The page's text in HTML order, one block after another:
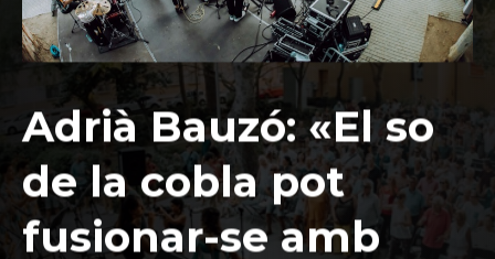
Adrià Bauzó: «El so
de la cobla pot
fusionar-se amb